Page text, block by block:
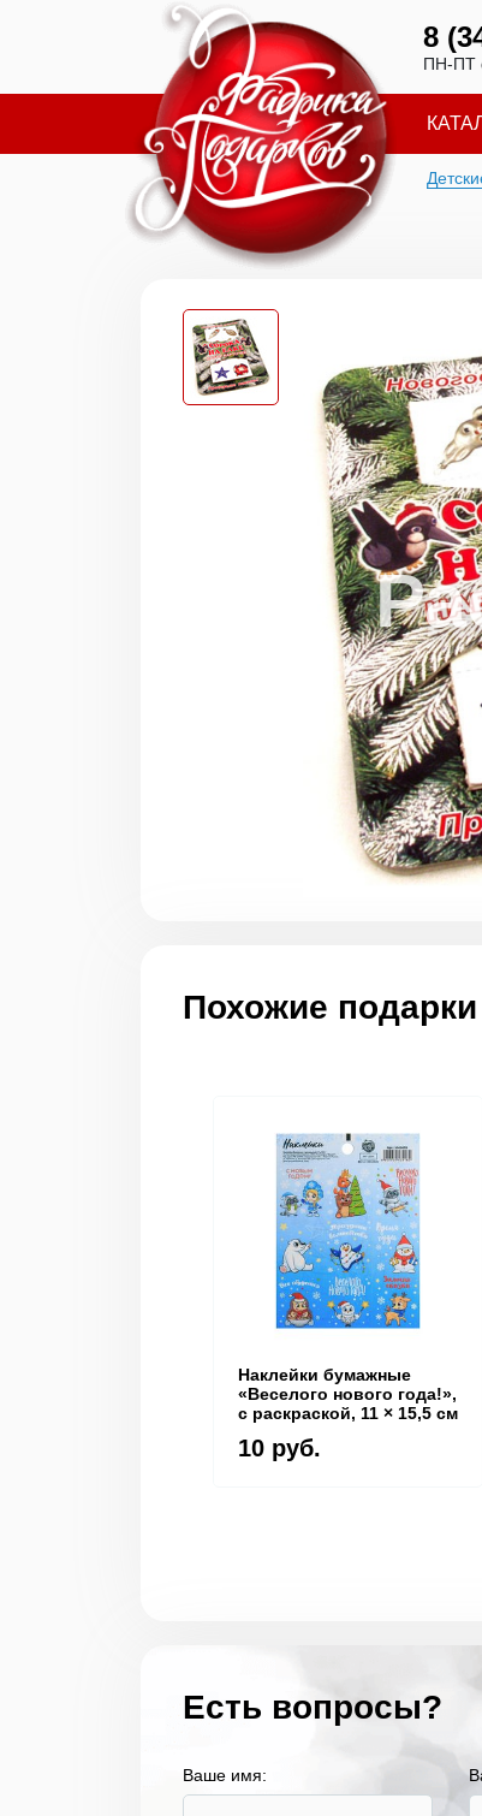
8
ПН-ПТ
Похожие подарки
Наклейки бумажные
«Веселого нового года!»,
c раскраской, 11 × 15,5 см
10 руб.
Есть вопросы?
Ваше имя: